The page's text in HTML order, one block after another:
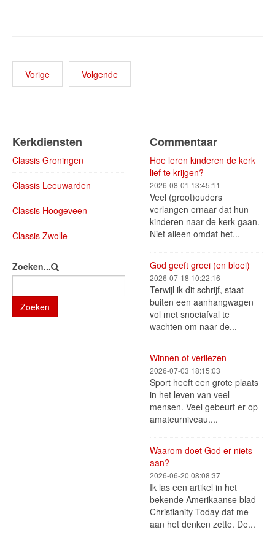
Vorige Volgende
Kerkdiensten
Classis Groningen
Classis Leeuwarden
Classis Hoogeveen
Classis Zwolle
Zoeken...
Zoeken
Commentaar
Hoe leren kinderen de kerk
lief te krijgen?
2026-08-01 13:45:11
Veel (groot)ouders
verlangen ernaar dat hun
kinderen naar de kerk gaan.
Niet alleen omdat het...
God geeft groei (en bloei)
2026-07-18 10:22:16
Terwijl ik dit schrijf, staat
buiten een aanhangwagen
vol met snoeiafval te
wachten om naar de...
Winnen of verliezen
2026-07-03 18:15:03
Sport heeft een grote plaats
in het leven van veel
mensen. Veel gebeurt er op
amateurniveau....
Waarom doet God er niets
aan?
2026-06-20 08:08:37
Ik las een artikel in het
bekende Amerikaanse blad
Christianity Today dat me
aan het denken zette. De...